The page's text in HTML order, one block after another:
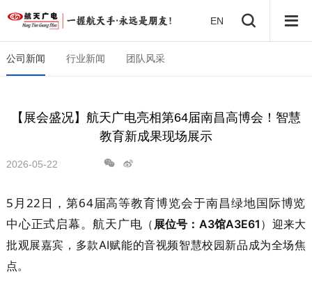
EN
公司新闻 行业新闻 团队风采
【展会盛况】航天广电亮相第64届南昌高博会！智慧
教育新成果现场展示
2026-05-22
5月22日，第64届高等教育博览会于南昌绿地国际博览
中心正式启幕。航天广电 （ 展位号：A3馆A3E61 ）迎来大
批观展嘉宾，多款AI赋能的音视频智慧校园新品成为全场焦
点。